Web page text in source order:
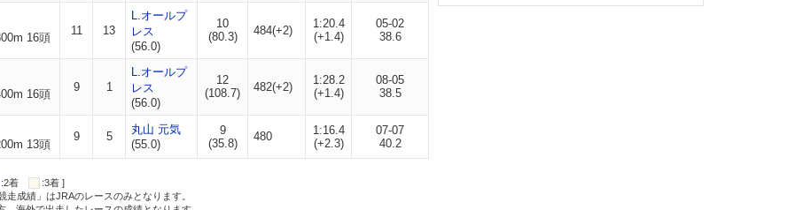
16頭
11 13
L.オールプ
レス
(56.0)
10
(80.3)
484(+2)
1:20.4
(+1.4)
05-02
38.6
16頭
9 1
L.オールプ
レス
(56.0)
12
(108.7)
482(+2)
1:28.2
(+1.4)
08-05
38.5
13頭
9 5
丸山 元気
(55.0)
9
(35.8)
480
1:16.4
(+2.3)
07-07
40.2
:2着
:3着 ]
成績」はJRAのレースのみとなります。